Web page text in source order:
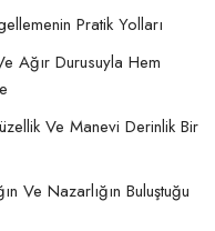
Pratik Yolları
Ağır Durusuyla Hem
Ve Manevi Derinlik Bir
Ve Nazarlığın Buluştuğu